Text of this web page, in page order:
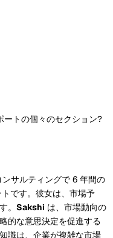
ートの個々のセクション?
サルティングで 6 年間の
です。彼女は、市場予
。 Sakshi は、市場動向の
的な意思決定を促進する
識は、企業が複雑な市場